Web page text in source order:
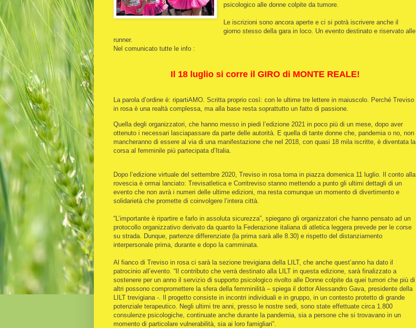
psicologico alle donne colpite da tumore.
Le iscrizioni sono ancora aperte e ci si potrà iscrivere anche il
giorno stesso della gara in loco. Un evento destinato e riservato alle
runner.
Nel comunicato tutte le info :
Il 18 luglio si corre il GIRO di MONTE REALE!
La parola d’ordine è: ripartiAMO. Scritta proprio così: con le ultime tre lettere in maiuscolo. Perché Treviso
in rosa è una realtà complessa, ma alla base resta soprattutto un fatto di passione.
Quella degli organizzatori, che hanno messo in piedi l’edizione 2021 in poco più di un mese, dopo aver
ottenuto i necessari lasciapassare da parte delle autorità. E quella di tante donne che, pandemia o no, non
mancheranno di essere al via di una manifestazione che nel 2018, con quasi 18 mila iscritte, è diventata la
corsa al femminile più partecipata d’Italia.
Dopo l’edizione virtuale del settembre 2020, Treviso in rosa torna in piazza domenica 11 luglio. Il conto alla
rovescia è ormai lanciato: Trevisatletica e Corritreviso stanno mettendo a punto gli ultimi dettagli di un
evento che non avrà i numeri delle ultime edizioni, ma resta comunque un momento di divertimento e
solidarietà che promette di coinvolgere l’intera città.
“L’importante è ripartire e farlo in assoluta sicurezza”, spiegano gli organizzatori che hanno pensato ad un
protocollo organizzativo derivato da quanto la Federazione italiana di atletica leggera prevede per le corse
su strada. Dunque, partenze differenziate (la prima sarà alle 8.30) e rispetto del distanziamento
interpersonale prima, durante e dopo la camminata.
Al fianco di Treviso in rosa ci sarà la sezione trevigiana della LILT, che anche quest’anno ha dato il
patrocinio all’evento. “Il contributo che verrà destinato alla LILT in questa edizione, sarà finalizzato a
sostenere per un anno il servizio di supporto psicologico rivolto alle Donne colpite da quei tumori che più di
altri possono compromettere la sfera della femminilità – spiega il dottor Alessandro Gava, presidente della
LILT trevigiana -. Il progetto consiste in incontri individuali e in gruppo, in un contesto protetto di grande
potenziale terapeutico. Negli ultimi tre anni, presso le nostre sedi, sono state effettuate circa 1.800
consulenze psicologiche, continuate anche durante la pandemia, sia a persone che si trovavano in un
momento di particolare vulnerabilità, sia ai loro famigliari”.